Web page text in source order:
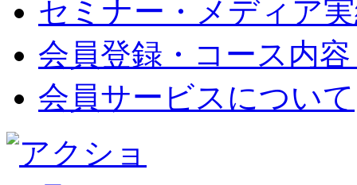
セミナー・メディア
会員登録・コース内
会員サービスについて